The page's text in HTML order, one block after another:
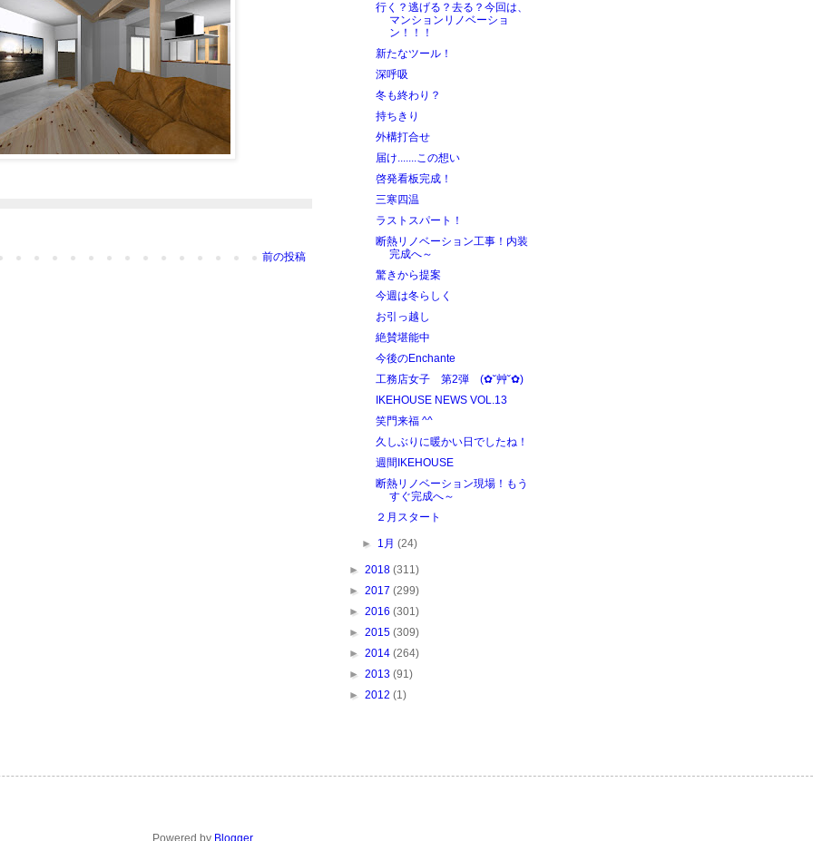
前の投稿
行く？逃げる？去る？今回は、
マンションリノベーショ
ン！！！
新たなツール！
深呼吸
冬も終わり？
持ちきり
外構打合せ
届け.......この想い
啓発看板完成！
三寒四温
ラストスパート！
断熱リノベーション工事！内装
完成へ～
驚きから提案
今週は冬らしく
お引っ越し
絶賛堪能中
今後のEnchante
工務店女子 第2弾 (✿˘艸˘✿)
IKEHOUSE NEWS VOL.13
笑門来福 ^^
久しぶりに暖かい日でしたね！
週間IKEHOUSE
断熱リノベーション現場！もう
すぐ完成へ～
２月スタート
► 1月 (24)
► 2018 (311)
► 2017 (299)
► 2016 (301)
► 2015 (309)
► 2014 (264)
► 2013 (91)
► 2012 (1)
Powered by Blogger.